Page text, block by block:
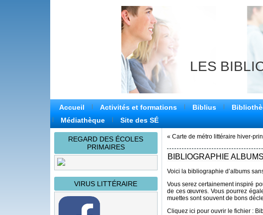
LES
Accueil Activités et formations Biblius
Médiathèque
Site des SÉ
REGARD DES ÉCOLES
PRIMAIRES
VIRUS LITTÉRAIRE
« Carte de métro littéraire hiver-
BIBLIOGRAPHIE
Voici la bibliographie d’albums
Vous serez certainement inspiré
de ces œuvres. Vous pourrez
muettes sont souvent de bons
Cliquez ici pour ouvrir le fichier :